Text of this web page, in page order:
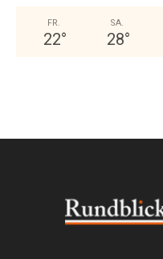
FR.
22°
SA.
28°